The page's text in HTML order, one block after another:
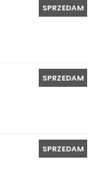
SPRZEDAM
SPRZEDAM
SPRZEDAM